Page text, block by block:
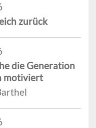
zurück
die Generation
motiviert